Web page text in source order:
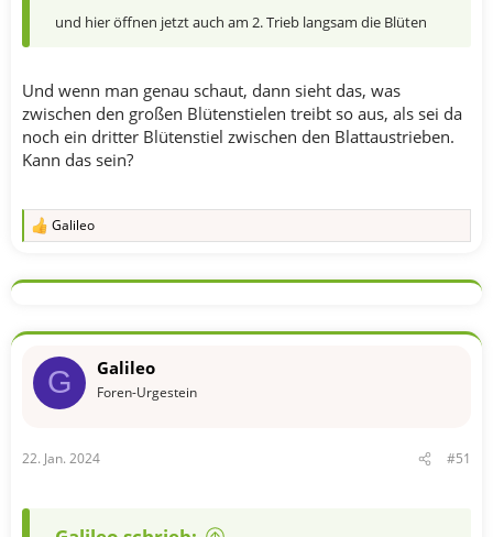
und hier öffnen jetzt auch am 2. Trieb langsam die Blüten
Und wenn man genau schaut, dann sieht das, was
zwischen den großen Blütenstielen treibt so aus, als sei da
noch ein dritter Blütenstiel zwischen den Blattaustrieben.
Kann das sein?
R
k
o
e
n
Galileo
G Galileo
Foren-Urgestein
22. Jan. 2024 #51